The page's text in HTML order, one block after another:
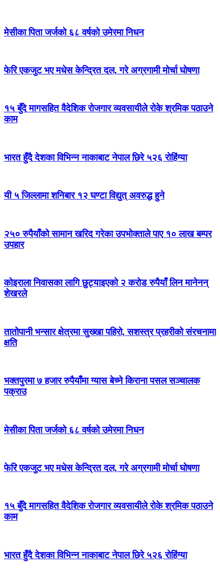
मेसीका पिता जर्जको ६८ वर्षको उमेरमा निधन
फेरि एकजुट भए मधेस केन्द्रित दल, गरे अग्रगामी मोर्चा घोषणा
१५ बुँदे मागसहित वैदेशिक रोजगार व्यवसायीले रोके श्रमिक पठाउने
काम
भारत हुँदै देशका विभिन्न नाकाबाट नेपाल छिरे ५२६ रोहिंग्या
यी ५ जिल्लामा शनिबार १२ घण्टा विद्युत् अवरुद्ध हुने
२५० रुपैयाँको सामान खरिद गरेका उपभोक्ताले पाए १० लाख बम्पर
उपहार
कोइराला निवासका लागि छुट्याइएको २ करोड रुपैयाँ लिन मानेनन्
शेखरले
तातोपानी भन्सार क्षेत्रमा सुख्खा पहिरो, सशस्त्र प्रहरीको संरचनामा
क्षति
भक्तपुरमा ७ हजार रुपैयाँमा ग्यास बेच्ने किराना पसल सञ्चालक
पक्राउ
मेसीका पिता जर्जको ६८ वर्षको उमेरमा निधन
फेरि एकजुट भए मधेस केन्द्रित दल, गरे अग्रगामी मोर्चा घोषणा
१५ बुँदे मागसहित वैदेशिक रोजगार व्यवसायीले रोके श्रमिक पठाउने
काम
भारत हुँदै देशका विभिन्न नाकाबाट नेपाल छिरे ५२६ रोहिंग्या